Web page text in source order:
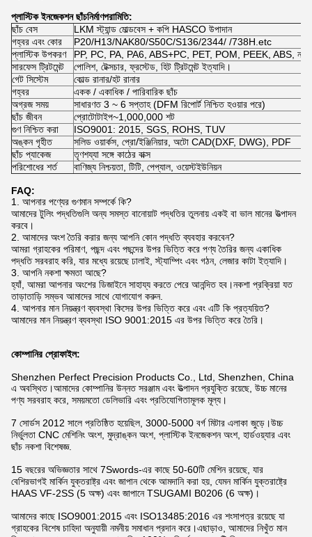
প্লাস্টিক ইনজেকশন ছাঁচনির্মাণপরামিতি:
ছাঁচ বেস
LKM স্ট্যান্ড মোল্ডবেস + কপি HASCO উপাদান
গহ্বর এবং কোর
P20/H13/NAK80/S50C/S136/2344/ /738H.etc
প্লাস্টিক উপকরণ
PP, PC, PA, PA6, ABS+PC, PET, POM, PEEK, ABS,
সারফেস ট্রিটমেন্ট
পোলিশ, টেক্সচার, ফ্রস্টেড, হিট ট্রিটমেন্ট ইত্যাদি।
গেট সিস্টেম
কোল্ড রানার/হট রানার
গহ্বর
একক / একাধিক / পারিবারিক ছাঁচ
অগ্রজ সময়
সাধারণত 3 ~ 6 সপ্তাহ (DFM রিপোর্ট নিশ্চিত হওয়ার পরে)
ছাঁচ জীবন
প্রোটোটাইপ~1,000,000 শট
গুণ নিশ্চিত করা
ISO9001: 2015, SGS, ROHS, TUV
অঙ্কন গৃহীত
সলিড ওয়ার্কস, প্রো/ইঞ্জিনিয়ার, অটো CAD(DXF, DWG), PDF
ছাঁচ প্যাকেজ
তৃণশয্যা সঙ্গে কাঠের বাক্স
পরিশোধের শর্ত
বাণিজ্য নিশ্চয়তা, টিটি, পেপ্যাল, ওয়েস্টইউনিয়ন
FAQ:
1. আপনার পণ্যের গুণমান সম্পর্কে কি?
আমাদের টুলিং পদ্ধতিগুলি অন্য সমস্ত বানোয়াট পদ্ধতির তুলনায় একই বা ভাল মানের উত্পাদন
করবে।
2. আমাদের অংশ তৈরি করার জন্য আপনি কোন পদ্ধতি ব্যবহার করবেন?
আমরা গ্রাহকের পরিমাণ, পছন্দ এবং পছন্দের উপর ভিত্তি করে পণ্য তৈরির জন্য একাধিক
পদ্ধতি সরবরাহ করি, যার মধ্যে রয়েছে ঢালাই, স্ট্যাম্পিং এবং গঠন, লেজার কাটা ইত্যাদি।
3. আপনি নকশা ক্ষমতা আছে?
হ্যাঁ, আমরা আপনার অংশের ডিজাইনে সাহায্য করতে পেরে আনন্দিত হব।নকশা প্রক্রিয়া যত
তাড়াতাড়ি সম্ভব আমাদের সাথে যোগাযোগ করুন.
4. আপনার মান নিয়ন্ত্রণ ব্যবস্থা কিসের উপর ভিত্তি করে এবং এটি কি প্রত্যয়িত?
আমাদের মান নিয়ন্ত্রণ ব্যবস্থা ISO 9001:2015 এর উপর ভিত্তি করে তৈরি।
কোম্পানির প্রোফাইল:
Shenzhen Perfect Precision Products Co., Ltd, Shenzhen, China
এ অবস্থিত।আমাদের কোম্পানির উন্নত সরঞ্জাম এবং উত্পাদন প্রযুক্তি রয়েছে, উচ্চ মানের
পণ্য সরবরাহ করে, সময়মতো ডেলিভারি এবং প্রতিযোগিতামূলক মূল্য।
7 সোর্ডস 2012 সালে প্রতিষ্ঠিত হয়েছিল, 3000-5000 বর্গ মিটার এলাকা জুড়ে।উচ্চ
নির্ভুলতা CNC মেশিনিং অংশ, মুদ্রাঙ্কন অংশ, প্লাস্টিক ইনজেকশন অংশ, হার্ডওয়্যার এবং
ছাঁচ নকশা বিশেষজ্ঞ.
15 বছরের অভিজ্ঞতার সাথে 7Swords-এর কাছে 50-60টি মেশিন রয়েছে, যার
বেশিরভাগই মার্কিন যুক্তরাষ্ট্র এবং জাপান থেকে আমদানি করা হয়, যেমন মার্কিন যুক্তরাষ্ট্রে
HAAS VF-2SS (5 অক্ষ) এবং জাপানে TSUGAMI B0206 (6 অক্ষ)।
আমাদের কাছে ISO9001:2015 এবং ISO13485:2016 এর শংসাপত্র রয়েছে যা
গ্রাহকের বিশেষ চাহিদা অনুযায়ী নমনীয় সমাধান প্রদান করে।এছাড়াও, আমাদের নিখুঁত মান